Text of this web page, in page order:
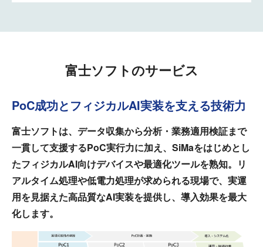
富士ソフトのサービス
PoC成功とフィジカルAI実装を支える技術力
富士ソフトは、データ収集から分析・業務適用検証まで
一貫して支援するPoC実行力に加え、SiMaをはじめとし
たフィジカルAI向けデバイスや最適化ツールを熟知。リ
アルタイム処理や低電力処理が求められる現場で、実運
用を見据えた高品質なAI実装を提供し、導入効果を最大
化します。